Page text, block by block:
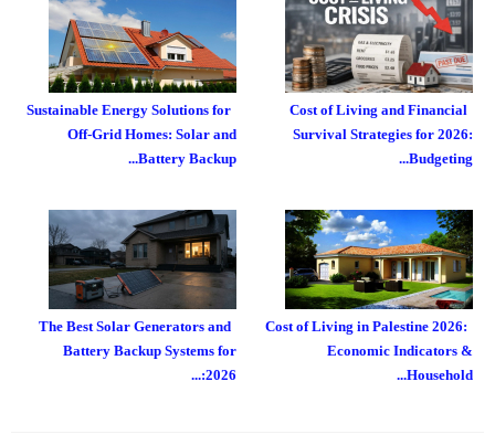
Sustainable Energy Solutions for
Off-Grid Homes: Solar and
Battery Backup...
Cost of Living and Financial
Survival Strategies for 2026:
Budgeting...
The Best Solar Generators and
Battery Backup Systems for
2026:...
Cost of Living in Palestine 2026:
Economic Indicators &
Household...